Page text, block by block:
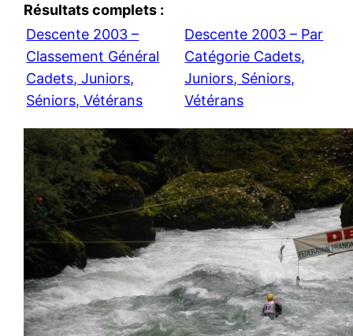
Résultats complets :
Descente 2003 –
Classement Général
Cadets, Juniors,
Séniors, Vétérans
Descente 2003 – Par
Catégorie Cadets,
Juniors, Séniors,
Vétérans